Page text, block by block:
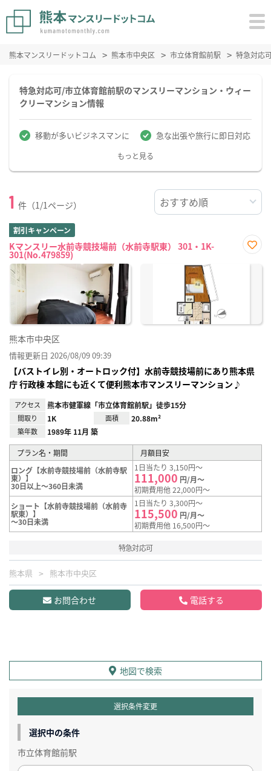
熊本マンスリードットコム 熊本市中央区 市立体育館前駅 特急対応
特急対応可/市立体育館前駅のマンスリーマンション・ウィー
クリーマンション情報
移動が多いビジネスマンに 急な出張や旅行に即日対応
もっと見る
1 件（1/1ページ）
割引キャンペーン
Kマンスリー水前寺競技場前（水前寺駅東） 301・1K-
301(No.479859)
に入
熊本市中央区
情報更新日 2026/08/09 09:39
【バストイレ別・オートロック付】水前寺競技場前にあり熊本県
庁 行政棟 本館にも近くて便利熊本市マンスリーマンション♪
アクセス 熊本市健軍線「市立体育館前駅」徒歩15分
間取り 1K 面積 20.88m²
築年数 1989年 11月 築
プラン名・期間
月額目安
ロング【水前寺競技場前（水前寺駅
東）】
30日以上～360日未満
1日当たり 3,150円～
111,000 円/月～
初期費用他 22,000円～
ショート【水前寺競技場前（水前寺
駅東）】
～30日未満
1日当たり 3,300円～
115,500 円/月～
初期費用他 16,500円～
特急対応可
熊本県 熊本市中央区
お問合わせ 電話する
地図で検索
選択条件変更
選択中の条件
市立体育館前駅